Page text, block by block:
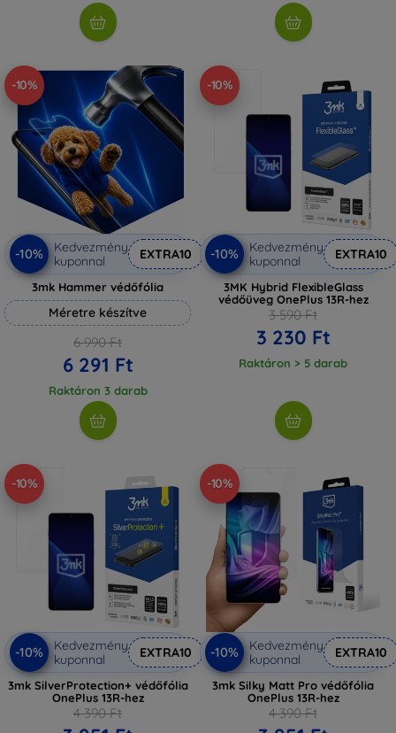
-10%
-10%
Kedvezmény
kuponnal
EXTRA10
3mk Hammer védőfólia
Méretre készítve
6 990 Ft
6 291 Ft
Raktáron 3 darab
-10%
-10%
Kedvezmény
kuponnal
EXTRA10
3MK Hybrid FlexibleGlass
védőüveg OnePlus 13R-hez
3 590 Ft
3 230 Ft
Raktáron > 5 darab
-10%
-10%
Kedvezmény
kuponnal
EXTRA10
3mk SilverProtection+ védőfólia
OnePlus 13R-hez
4 390 Ft
-10%
-10%
Kedvezmény
kuponnal
EXTRA10
3mk Silky Matt Pro védőfólia
OnePlus 13R-hez
4 390 Ft